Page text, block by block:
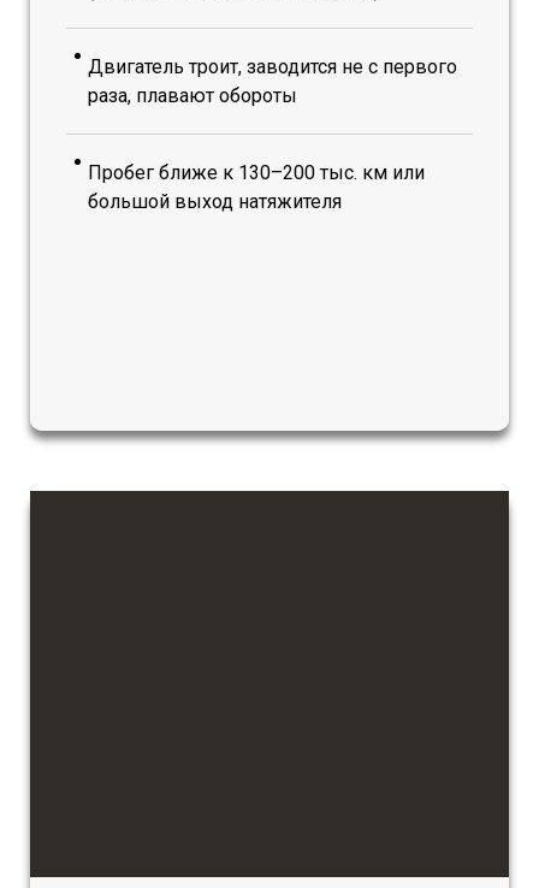
Двигатель троит, заводится не с первого
раза, плавают обороты
Пробег ближе к 130–200 тыс. км или
большой выход натяжителя